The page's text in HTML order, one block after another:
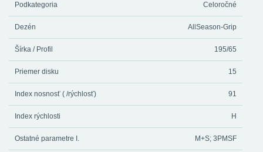
Podkategoria Celoročné
Dezén AllSeason-Grip
Šírka / Profil 195/65
Priemer disku 15
Index nosnosť ( /rýchlosť) 91
Index rýchlosti H
Ostatné parametre I. M+S; 3PMSF